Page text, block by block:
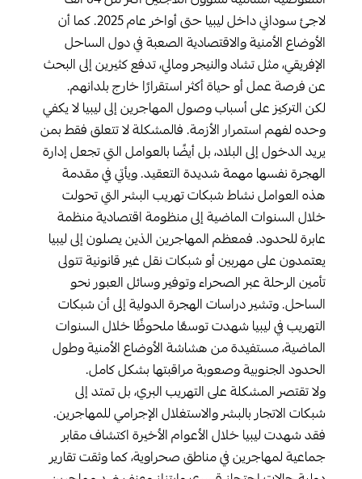
لاجئ سوداني داخل ليبيا حتى أواخر عام 2025. كما أن
الأوضاع الأمنية والاقتصادية الصعبة في دول الساحل
الإفريقي، مثل تشاد والنيجر ومالي، تدفع كثيرين إلى البحث
عن فرصة عمل أو حياة أكثر استقرارًا خارج بلدانهم.
لكن التركيز على أسباب وصول المهاجرين إلى ليبيا لا يكفي
وحده لفهم استمرار الأزمة. فالمشكلة لا تتعلق فقط بمن
يريد الدخول إلى البلاد، بل أيضًا بالعوامل التي تجعل إدارة
الهجرة نفسها مهمة شديدة التعقيد. ويأتي في مقدمة
هذه العوامل نشاط شبكات تهريب البشر التي تحولت
خلال السنوات الماضية إلى منظومة اقتصادية منظمة
عابرة للحدود. فمعظم المهاجرين الذين يصلون إلى ليبيا
يعتمدون على مهربين أو شبكات نقل غير قانونية تتولى
تأمين الرحلة عبر الصحراء وتوفير وسائل العبور نحو
الساحل. وتشير دراسات الهجرة الدولية إلى أن شبكات
التهريب في ليبيا شهدت توسعًا ملحوظًا خلال السنوات
الماضية، مستفيدة من هشاشة الأوضاع الأمنية وطول
الحدود الجنوبية وصعوبة مراقبتها بشكل كامل.
ولا تقتصر المشكلة على التهريب البري، بل تمتد إلى
شبكات الاتجار بالبشر والاستغلال الإجرامي للمهاجرين.
فقد شهدت ليبيا خلال الأعوام الأخيرة اكتشاف مقابر
جماعية لمهاجرين في مناطق صحراوية، كما وثقت تقارير